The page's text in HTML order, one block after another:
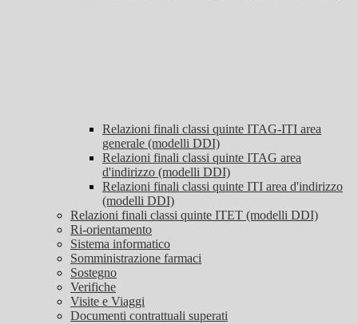
Relazioni finali classi quinte ITAG-ITI area
generale (modelli DDI)
Relazioni finali classi quinte ITAG area
d'indirizzo (modelli DDI)
Relazioni finali classi quinte ITI area d'indirizzo
(modelli DDI)
Relazioni finali classi quinte ITET (modelli DDI)
Ri-orientamento
Sistema informatico
Somministrazione farmaci
Sostegno
Verifiche
Visite e Viaggi
Documenti contrattuali superati